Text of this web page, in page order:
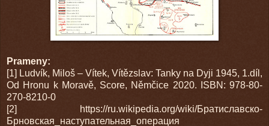
Prameny:
[1] Ludvík, Miloš – Vítek, Vítězslav: Tanky na Dyji 1945, 1.díl,
Od Hronu k Moravě, Score, Němčice 2020. ISBN: 978-80-
270-8210-0
[2] https://ru.wikipedia.org/wiki/Братиславско-
Брновская_наступательная_операция